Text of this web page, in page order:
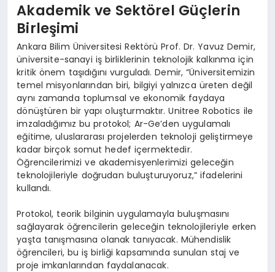
Akademik ve Sektörel Güçlerin
Birleşimi
Ankara Bilim Üniversitesi Rektörü Prof. Dr. Yavuz Demir,
üniversite-sanayi iş birliklerinin teknolojik kalkınma için
kritik önem taşıdığını vurguladı. Demir, “Üniversitemizin
temel misyonlarından biri, bilgiyi yalnızca üreten değil
aynı zamanda toplumsal ve ekonomik faydaya
dönüştüren bir yapı oluşturmaktır. Unitree Robotics ile
imzaladığımız bu protokol; Ar-Ge’den uygulamalı
eğitime, uluslararası projelerden teknoloji geliştirmeye
kadar birçok somut hedef içermektedir.
Öğrencilerimizi ve akademisyenlerimizi geleceğin
teknolojileriyle doğrudan buluşturuyoruz,” ifadelerini
kullandı.
Protokol, teorik bilginin uygulamayla buluşmasını
sağlayarak öğrencilerin geleceğin teknolojileriyle erken
yaşta tanışmasına olanak tanıyacak. Mühendislik
öğrencileri, bu iş birliği kapsamında sunulan staj ve
proje imkanlarından faydalanacak.